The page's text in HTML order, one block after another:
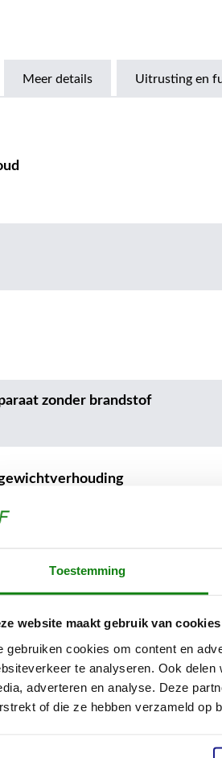
Toestemming
website maakt gebruik van cookies
gebruiken cookies om content en
te analyseren. Ook
adverteren en analyse. Deze
of die ze hebben verzameld op
Meer details Uitrusting en
zonder brandstof